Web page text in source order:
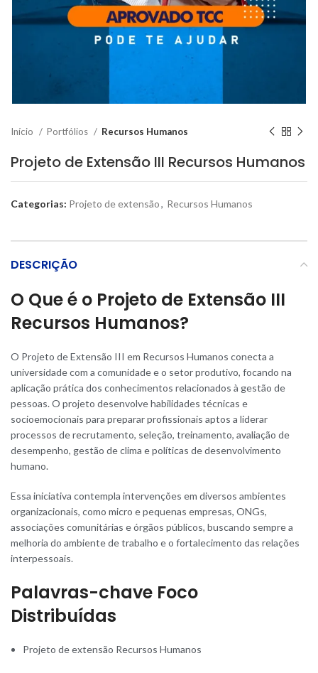
Início Portfólios Recursos Humanos
Projeto de Extensão III Recursos Humanos
Categorias: Projeto de extensão, Recursos Humanos
DESCRIÇÃO
O Que é o Projeto de Extensão III
Recursos Humanos?
O Projeto de Extensão III em Recursos Humanos conecta a
universidade com a comunidade e o setor produtivo, focando na
aplicação prática dos conhecimentos relacionados à gestão de
pessoas. O projeto desenvolve habilidades técnicas e
socioemocionais para preparar profissionais aptos a liderar
processos de recrutamento, seleção, treinamento, avaliação de
desempenho, gestão de clima e políticas de desenvolvimento
humano.
Essa iniciativa contempla intervenções em diversos ambientes
organizacionais, como micro e pequenas empresas, ONGs,
associações comunitárias e órgãos públicos, buscando sempre a
melhoria do ambiente de trabalho e o fortalecimento das relações
interpessoais.
Palavras-chave Foco
Distribuídas
Projeto de extensão Recursos Humanos